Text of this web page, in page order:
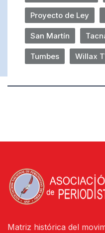
Proyecto de Ley
San Martín
Tumbes Willax
Matriz histórica del